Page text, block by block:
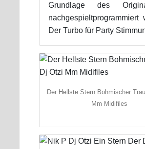
Grundlage des
nachgespieltprogrammiert
Der Turbo für Party
Der Hellste Stern Bohmischer
Mm Midifiles